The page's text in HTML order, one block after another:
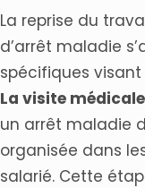
La reprise du
d’arrêt maladie
spécifiques
La visite
un arrêt maladie
organisée dans
salarié. Cette